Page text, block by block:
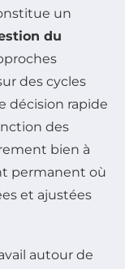
un
du
des cycles
décision rapide
des
bien à
permanent où
et ajustées
autour de